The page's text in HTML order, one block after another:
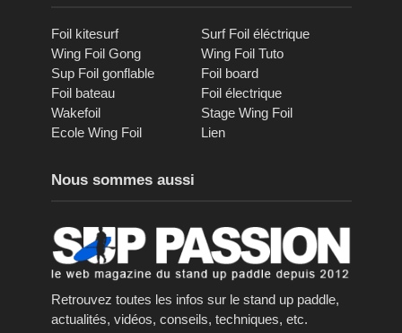
Foil kitesurf
Surf Foil éléctrique
Wing Foil Gong
Wing Foil Tuto
Sup Foil gonflable
Foil board
Foil bateau
Foil électrique
Wakefoil
Stage Wing Foil
Ecole Wing Foil
Lien
Nous sommes aussi
Retrouvez toutes les infos sur le stand up paddle,
actualités, vidéos, conseils, techniques, etc.